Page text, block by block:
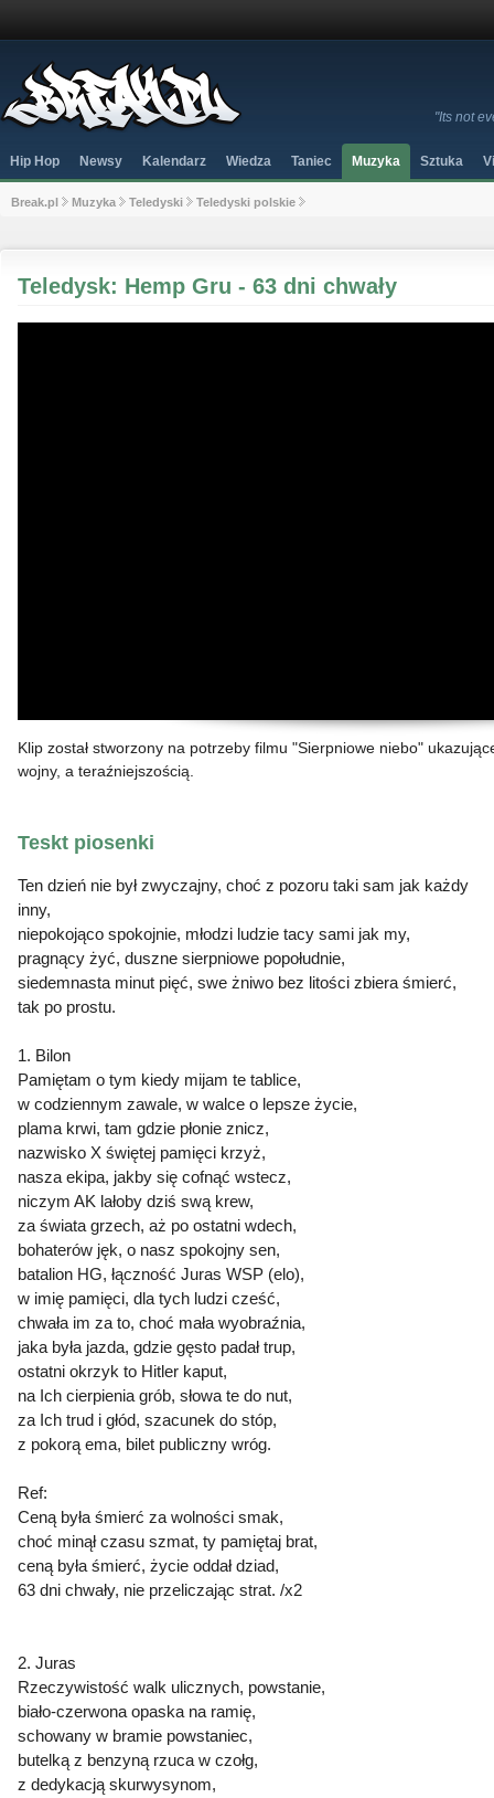
"Its not
Hip Hop Newsy Kalendarz Wiedza Taniec Muzyka Sztuka
Break.pl Muzyka Teledyski Teledyski polskie
Teledysk: Hemp Gru - 63 dni chwały
Klip został stworzony na potrzeby filmu "Sierpniowe niebo"
wojny, a teraźniejszością.
Teskt piosenki
Ten dzień nie był zwyczajny, choć z pozoru taki sam jak każdy
inny,
niepokojąco spokojnie, młodzi ludzie tacy sami jak my,
pragnący żyć, duszne sierpniowe popołudnie,
siedemnasta minut pięć, swe żniwo bez litości zbiera śmierć,
tak po prostu.
1. Bilon
Pamiętam o tym kiedy mijam te tablice,
w codziennym zawale, w walce o lepsze życie,
plama krwi, tam gdzie płonie znicz,
nazwisko X świętej pamięci krzyż,
nasza ekipa, jakby się cofnąć wstecz,
niczym AK lałoby dziś swą krew,
za świata grzech, aż po ostatni wdech,
bohaterów jęk, o nasz spokojny sen,
batalion HG, łączność Juras WSP (elo),
w imię pamięci, dla tych ludzi cześć,
chwała im za to, choć mała wyobraźnia,
jaka była jazda, gdzie gęsto padał trup,
ostatni okrzyk to Hitler kaput,
na Ich cierpienia grób, słowa te do nut,
za Ich trud i głód, szacunek do stóp,
z pokorą ema, bilet publiczny wróg.
Ref:
Ceną była śmierć za wolności smak,
choć minął czasu szmat, ty pamiętaj brat,
ceną była śmierć, życie oddał dziad,
63 dni chwały, nie przeliczając strat. /x2
2. Juras
Rzeczywistość walk ulicznych, powstanie,
biało-czerwona opaska na ramię,
schowany w bramie powstaniec,
butelką z benzyną rzuca w czołg,
z dedykacją skurwysynom,